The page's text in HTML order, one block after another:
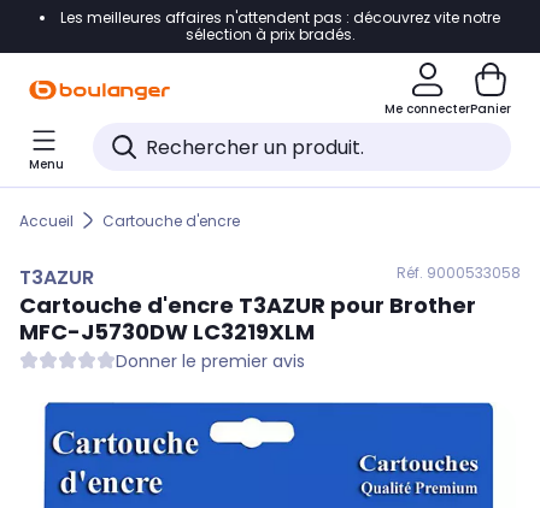
Accéder directement à la navigation
Accéder directement au pied de page
Accéder directement au chatbot
Les meilleures affaires n'attendent pas : découvrez vite notre
sélection à prix bradés.
Me connecterPanier
Menu
Accueil Cartouche d'encre
T3AZUR Réf. 9000533058
Cartouche d'encre T3AZUR pour Brother
MFC-J5730DW LC3219XLM
Donner le premier avis